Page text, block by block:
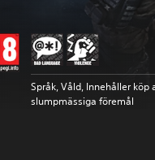
Språk, Våld, Innehåller köp
slumpmässiga föremål